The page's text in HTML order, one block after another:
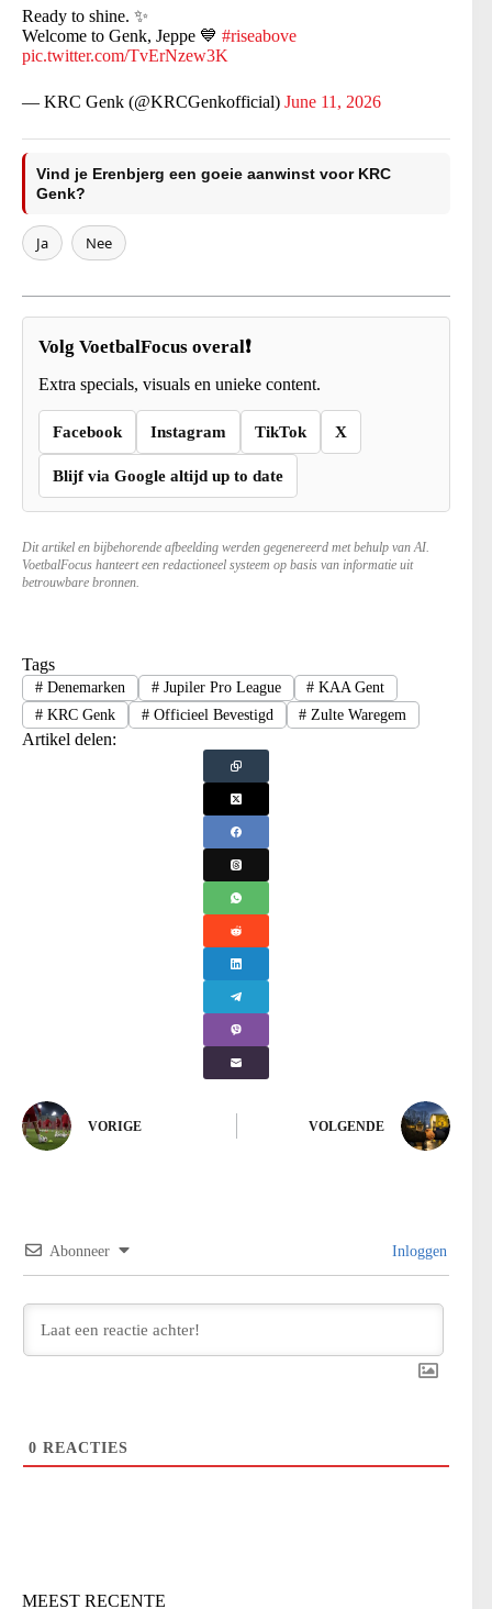
Ready to shine. ✨
Welcome to Genk, Jeppe 💙 #riseabove
pic.twitter.com/TvErNzew3K
— KRC Genk (@KRCGenkofficial) June 11, 2026
Vind je Erenbjerg een goeie aanwinst voor KRC
Genk?
Ja Nee
Volg VoetbalFocus overal❗
Extra specials, visuals en unieke content.
Facebook Instagram TikTok X
Blijf via Google altijd up to date
Dit artikel en bijbehorende afbeelding werden gegenereerd met behulp van AI.
VoetbalFocus hanteert een redactioneel systeem op basis van informatie uit
betrouwbare bronnen.
Tags
#Denemarken #Jupiler Pro League # KAA Gent
#KRC Genk #Officieel Bevestigd # Zulte Waregem
Artikel delen:
VORIGE VOLGENDE
Abonneer Inloggen
0 REACTIES
MEEST RECENTE